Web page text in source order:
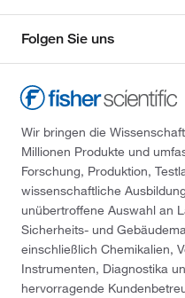
Folgen Sie uns
Wir bringen die
Millionen Produkte und
Forschung, Produktion,
wissenschaftliche
unübertroffene Auswahl an
Sicherheits- und
einschließlich Chemikalien,
Instrumenten, Diagnostika
hervorragende